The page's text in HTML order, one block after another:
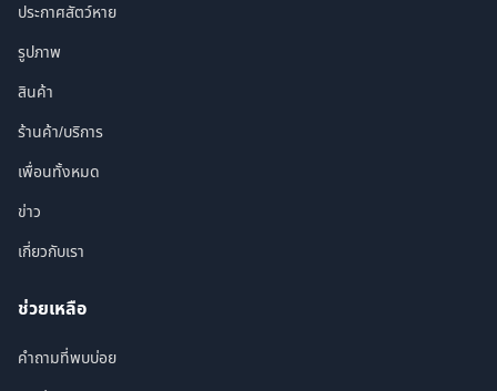
ประกาศสัตว์หาย
รูปภาพ
สินค้า
ร้านค้า/บริการ
เพื่อนทั้งหมด
ข่าว
เกี่ยวกับเรา
ช่วยเหลือ
คำถามที่พบบ่อย